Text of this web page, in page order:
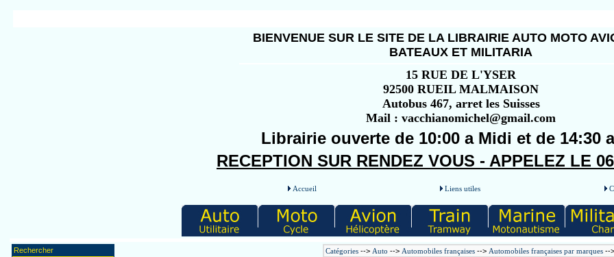
BIENVENUE SUR LE SITE DE LA LIBRAIRIE AUTO MOTO
BATEAUX ET MILITARIA
15 RUE DE L'YSER
92500 RUEIL MALMAISON
Autobus 467, arret les Suisses
Mail : vacchianomichel@gmail.com
Librairie ouverte de 10:00 a Midi et de 14:30
RECEPTION SUR RENDEZ VOUS - APPELEZ LE
Accueil Liens utiles
Rechercher Catégories --> Auto --> Automobiles françaises--> Automobiles françaises par marques-->